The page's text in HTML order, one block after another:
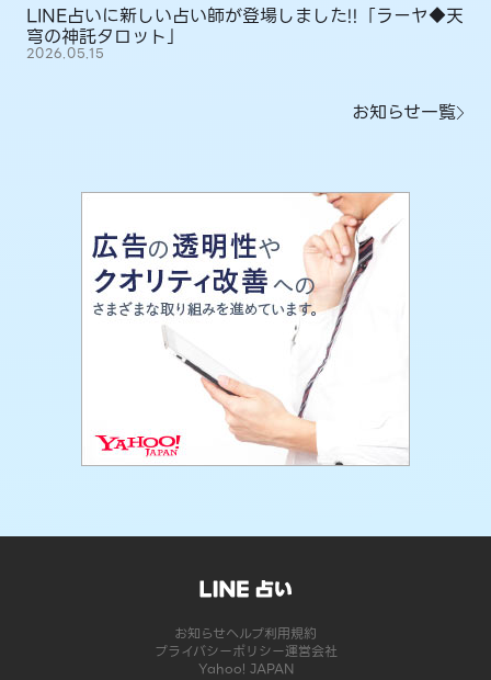
LINE占いに新しい占い師が登場しました!!「ラーヤ◆天
穹の神託タロット」
2026.05.15
お知らせ一覧
お知らせヘルプ利用規約
プライバシーポリシー運営会社
Yahoo! JAPAN